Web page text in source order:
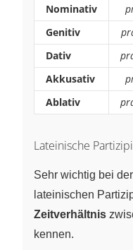
Nominativ
Genitiv
Dativ
Akkusativ
Ablativ
Lateinische
Sehr wichtig bei
lateinischen
Zeitverhältnis
kennen.